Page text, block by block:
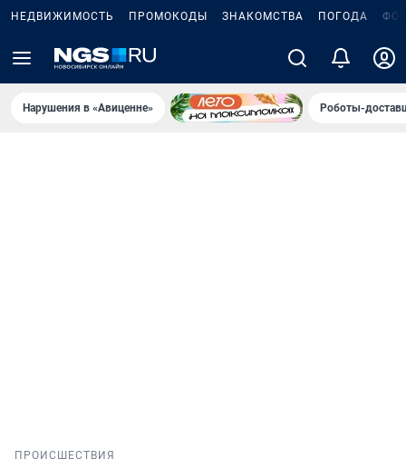
НЕДВИЖИМОСТЬ ПРОМОКОДЫ ЗНАКОМСТВА ПОГОДА
Нарушения в «Авиценне» Роботы-
ПРОИСШЕСТВИЯ